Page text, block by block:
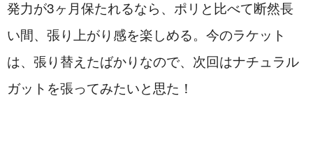
発力が3ヶ月保たれるなら、ポリと比べて断然長
い間、張り上がり感を楽しめる。今のラケット
は、張り替えたばかりなので、次回はナチュラル
ガットを張ってみたいと思た！